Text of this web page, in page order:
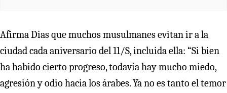
Afirma Dias que muchos musulmanes evitan ir a la
ciudad cada aniversario del 11/S, incluida ella: “Si bien
ha habido cierto progreso, todavía hay mucho miedo,
agresión y odio hacia los árabes. Ya no es tanto el temor